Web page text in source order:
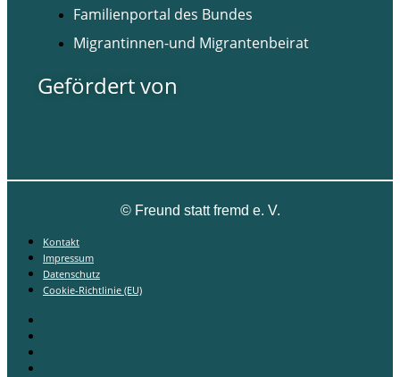
Familienportal des Bundes
Migrantinnen-und Migrantenbeirat
Gefördert von
©Freund statt fremd e. V.
Kontakt
Impressum
Datenschutz
Cookie-Richtlinie (EU)